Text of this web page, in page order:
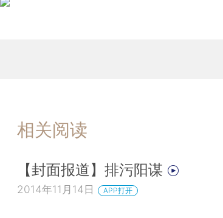
相关阅读
【封面报道】排污阳谋
2014年11月14日 APP打开